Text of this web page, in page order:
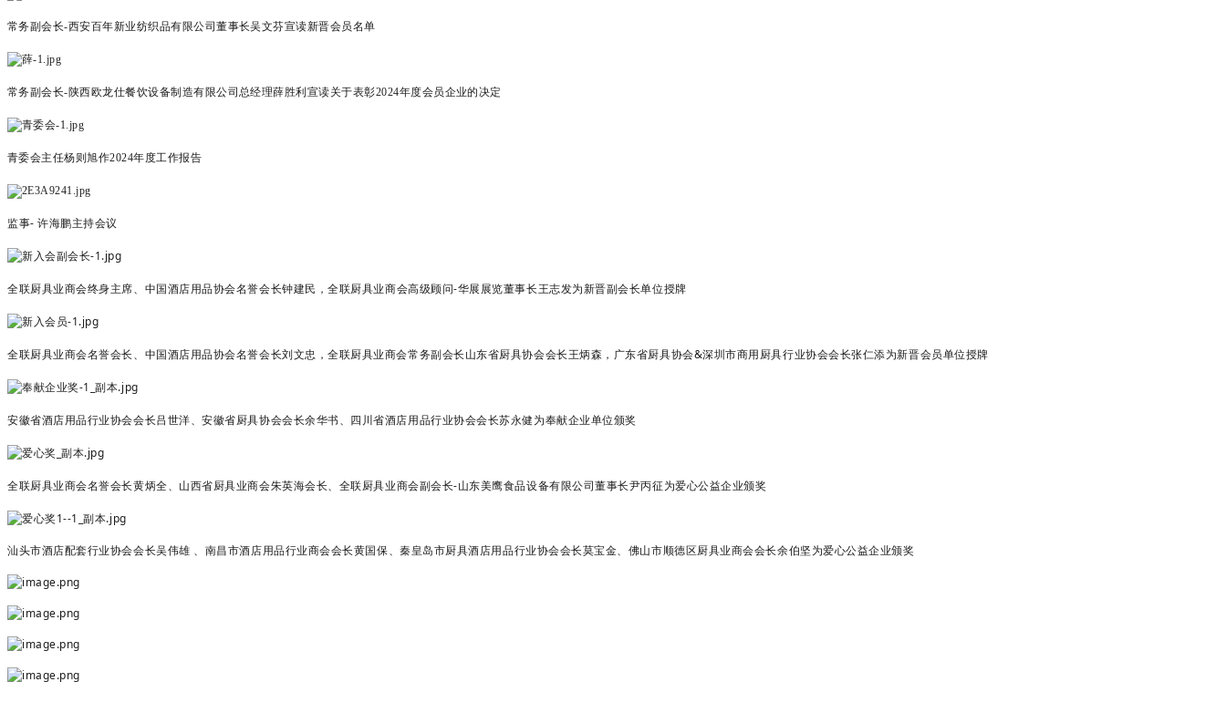
常务副会长-西安百年新业纺织品有限公司董事长吴文芬宣读新晋会员名单
常务副会长-陕西欧龙仕餐饮设备制造有限公司总经理薛胜利宣读关于表彰2024年度会员企业的决定
青委会主任杨则旭作2024年度工作报告
监事- 许海鹏主持会议
全联厨具业商会终身主席、中国酒店用品协会名誉会长钟建民，全联厨具业商会高级顾问-华展展览董事长王志发为新晋副会长单位授牌
全联厨具业商会名誉会长、中国酒店用品协会名誉会长刘文忠，全联厨具业商会常务副会长山东省厨具协会会长王炳森 ， 广东省厨具协会&深圳市商用厨具行业协会会长张仁添为新晋会员单位授牌
安徽省酒店用品行业协会会长吕世洋、安徽省厨具协会会长余华书、四川省酒店用品行业协会会长苏永健为奉献企业单位颁奖
全联厨具业商会名誉会长黄炳全、山西省厨具业商会朱英海会长、 全联厨具业商会副会长-山东美鹰食品设备有限公司董事长尹丙征为爱心公益企业颁奖
汕头市酒店配套行业协会会长吴伟雄 、 南昌市酒店用品行业商会会长黄国保、秦皇岛市厨具酒店用品行业协会会长莫宝金、佛山市顺德区厨具业商会会长余伯坚为爱心公益企业颁奖